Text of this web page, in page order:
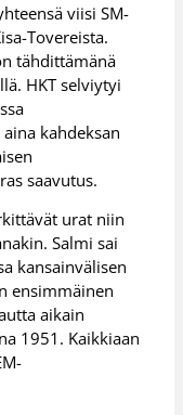
viisi SM-
Tovereista.
tähdittämänä
HKT selviytyi
kahdeksan
saavutus.
urat niin
Salmi sai
kansainvälisen
ensimmäinen
aikain
1951. Kaikkiaan